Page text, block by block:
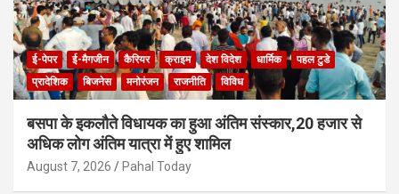
ई-पेपर ई-मैगजीन कैरियर क्राइम देश विदेश धार्मिक
पहल टुडे
प्रादेशिक
बिजनेस मनोरंजन राजनीति विविध
बसपा के इकलौते विधायक का हुआ अंतिम संस्कार,20 हजार से
अधिक लोग अंतिम यात्रा में हुए शामिल
August 7, 2026 Pahal Today